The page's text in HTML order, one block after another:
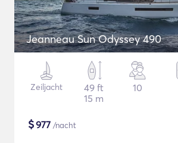
Jeanneau Sun Odyssey 490
Zeiljacht
49 ft
15 m
10
$977 /nacht